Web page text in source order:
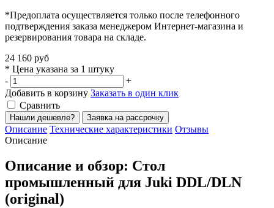
*Предоплата осуществляется только после телефонного
подтверждения заказа менеджером Интернет-магазина и
резервирования товара на складе.
24 160 руб
* Цена указана за 1 штуку
-
+
Добавить в корзину Заказать в один клик
Сравнить
Нашли дешевле? Заявка на рассрочку
Описание Технические характеристики Отзывы
Описание
Описание и обзор: Стол
промышленный для Juki DDL/DLN
(original)